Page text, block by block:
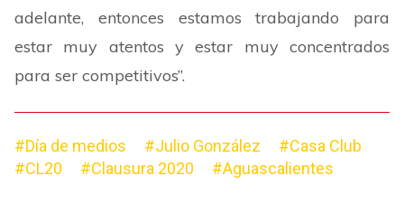
adelante, entonces estamos trabajando para
estar muy atentos y estar muy concentrados
para ser competitivos”.
#Día de medios #Julio González
#Casa Club
#CL20
#Clausura 2020 #Aguascalientes